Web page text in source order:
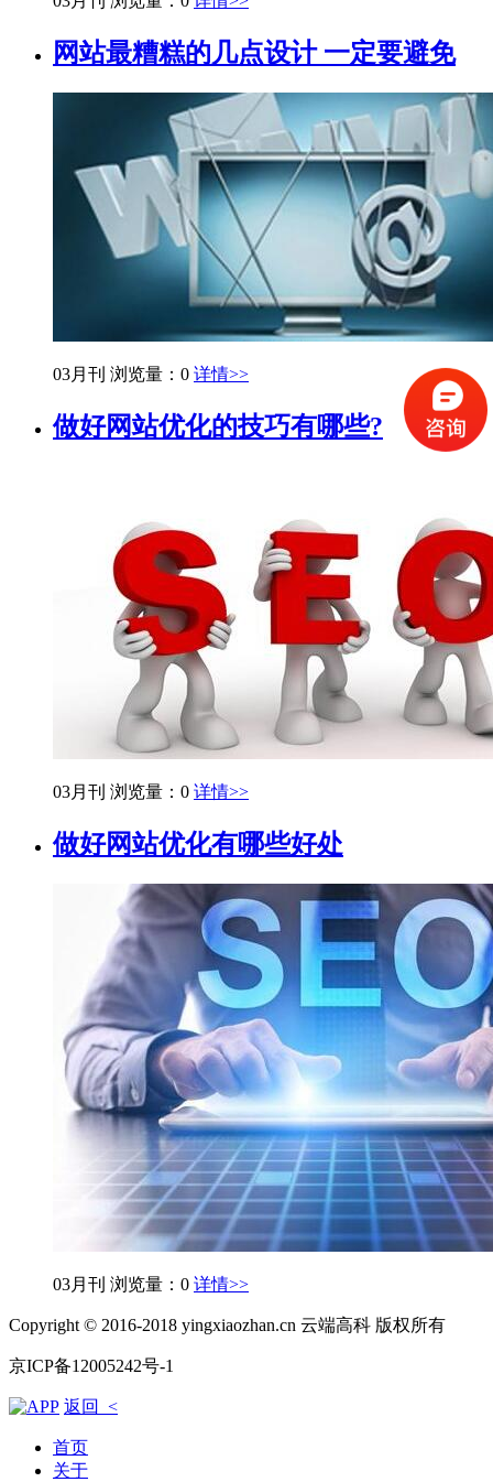
网站最糟糕的几点设计 一定要避免
03月刊 浏览量：0 详情>>
做好网站优化的技巧有哪些?
03月刊 浏览量：0 详情>>
做好网站优化有哪些好处
03月刊 浏览量：0 详情>>
Copyright © 2016-2018 yingxiaozhan.cn 云端高科 版权所有
京ICP备12005242号-1
返回 <
首页
关于